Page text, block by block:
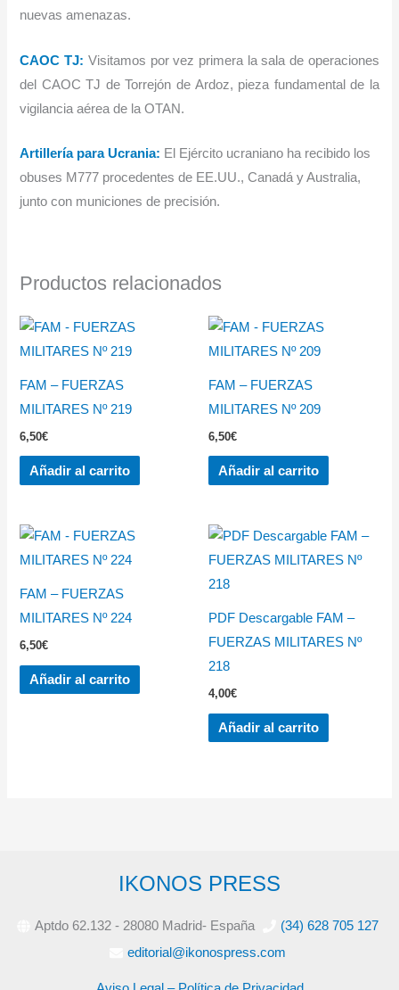
nuevas amenazas.
CAOC TJ: Visitamos por vez primera la sala de operaciones
del CAOC TJ de Torrejón de Ardoz, pieza fundamental de la
vigilancia aérea de la OTAN.
Artillería para Ucrania: El Ejército ucraniano ha recibido los
obuses M777 procedentes de EE.UU., Canadá y Australia,
junto con municiones de precisión.
Productos relacionados
FAM – FUERZAS
MILITARES Nº 219
6,50€
Añadir al carrito
FAM – FUERZAS
MILITARES Nº 209
6,50€
Añadir al carrito
FAM – FUERZAS
MILITARES Nº 224
6,50€
Añadir al carrito
PDF Descargable FAM –
FUERZAS MILITARES Nº
218
4,00€
Añadir al carrito
IKONOS PRESS
Aptdo 62.132 - 28080 Madrid- España
(34) 628 705 127
editorial@ikonospress.com